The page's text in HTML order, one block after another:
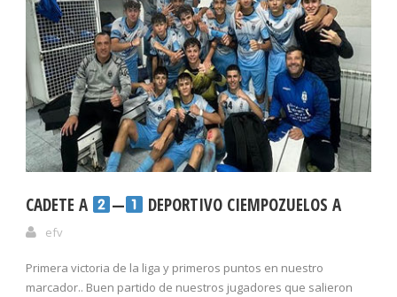
CADETE A — DEPORTIVO CIEMPOZUELOS A
efv
Primera victoria de la liga y primeros puntos en nuestro
marcador.. Buen partido de nuestros jugadores que salieron